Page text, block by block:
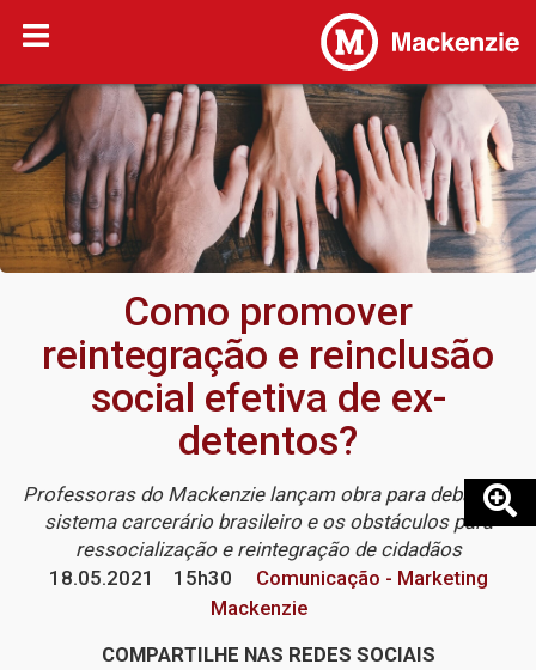
Como promover
reintegração e reinclusão
social efetiva de ex-
detentos?
Professoras do Mackenzie lançam obra para debater o
sistema carcerário brasileiro e os obstáculos para
ressocialização e reintegração de cidadãos
18.05.2021
15h30
Comunicação - Marketing
Mackenzie
COMPARTILHE NAS REDES SOCIAIS